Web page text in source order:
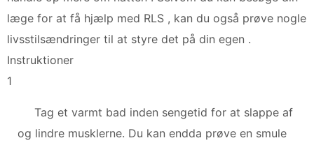
læge for at få hjælp med RLS , kan du også prøve nogle
livsstilsændringer til at styre det på din egen .
Instruktioner
1
Tag et varmt bad inden sengetid for at slappe af
og lindre musklerne. Du kan endda prøve en smule